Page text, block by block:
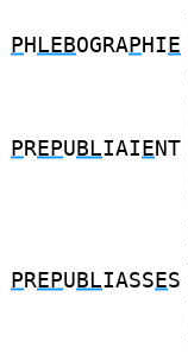
P H LEBOGRAP HI E
P REPU BLIAI E NT
P REPU BLIASS ES